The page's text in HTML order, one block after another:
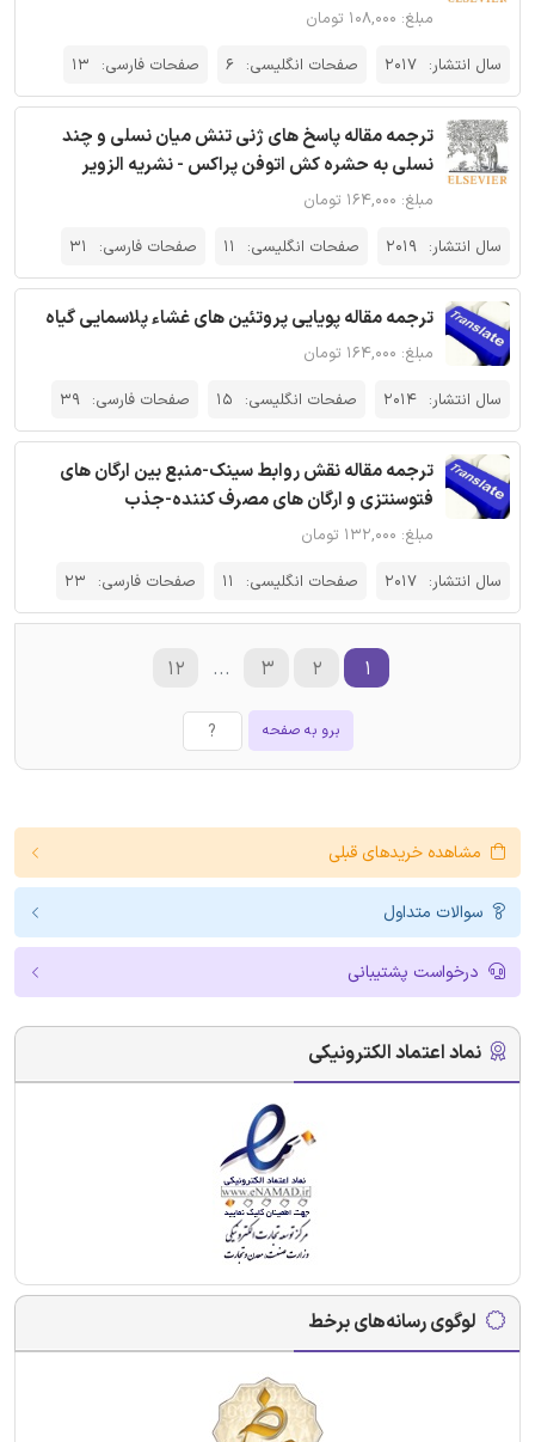
مبلغ: ۱۰۸,۰۰۰ تومان
سال انتشار: 2017 صفحات انگلیسی: 6 صفحات فارسی: 13
ترجمه مقاله پاسخ های ژنی تنش میان نسلی و چند
نسلی به حشره کش اتوفن پراکس - نشریه الزویر
مبلغ: ۱۶۴,۰۰۰ تومان
سال انتشار: 2019 صفحات انگلیسی: 11 صفحات فارسی: 31
ترجمه مقاله پویایی پروتئین های غشاء پلاسمایی گیاه
مبلغ: ۱۶۴,۰۰۰ تومان
سال انتشار: 2014 صفحات انگلیسی: 15 صفحات فارسی: 39
ترجمه مقاله نقش روابط سینک-منبع بین ارگان های
فتوسنتزی و ارگان ‌های مصرف کننده‌-جذب
مبلغ: ۱۳۲,۰۰۰ تومان
سال انتشار: 2017 صفحات انگلیسی: 11 صفحات فارسی: 23
برو به صفحه
۱ ۲ ۳ ... ۱۲
مشاهده خریدهای قبلی
سوالات متداول
درخواست پشتیبانی
نماد اعتماد الکترونیکی
لوگوی رسانه‌های برخط